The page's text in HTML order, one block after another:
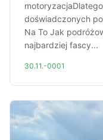
doświadczonych
Na To Jak
najbardziej fascy...
30.11.-0001